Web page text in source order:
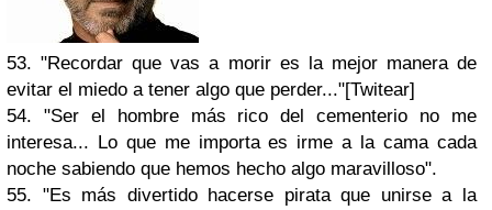
53. "Recordar que vas a morir es la mejor manera de
evitar el miedo a tener algo que perder..."[Twitear]
54. "Ser el hombre más rico del cementerio no me
interesa... Lo que me importa es irme a la cama cada
noche sabiendo que hemos hecho algo maravilloso".
55. "Es más divertido hacerse pirata que unirse a la